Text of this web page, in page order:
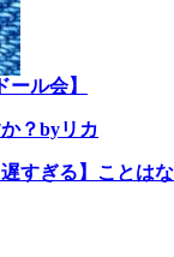
ル会】
？byリカ
すぎる】ことはな